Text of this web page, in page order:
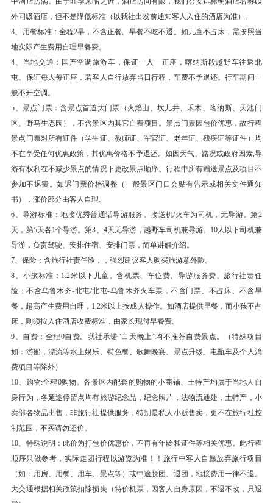
山古称赤石山是吐鲁番最出名的景点，位于吐鲁番
盆地的北缘，古丝绸之路北道。呈东西走向。 火
焰山，维吾尔语称“克孜勒塔格”，意为“红山”，唐
人以其炎热曾名为“火山”。 山长100多公里，最宽
处达10公里，海拔500米左右，主峰海拔831.7
米。火焰山童山秃岭，寸草不生，飞鸟匿踪。每当
盛夏，红日当空，赤褐色的山体在烈日照射下，砂
岩灼灼闪光，炽热的气流翻滚上升，就像烈焰熊
熊，火舌撩天，故又名火焰山。 火焰山是中国最
热的地方，夏季最高气温高达摄氏47.8度，地表
最高温度高达摄氏70度以上，沙窝里可烤熟鸡
蛋。由于地壳运动断裂与河水切割，山腹中留下许
多沟谷，主要有桃儿沟、木头沟、吐峪沟、连木沁
沟、苏伯沟等。而这些沟谷中却绿荫蔽日，风景秀
丽，流水潺潺，瓜果飘香。
游览与“万里长城”、“京杭大运河”并称为古代三大
文明工程的【坎儿井】、
【坎儿井】 (坎儿井 ；游览时长：40 分钟) 坎儿
井，是"井穴"的意思。是中华文明的产物，是荒漠
地区利用地坡度引下水进行自由灌溉的工程，普遍
于中国新疆吐鲁番地区。坎儿井与万里长城、京杭
大运河并称为中国古代三大工程。吐鲁番的坎儿井
总数达1100多条，全长约5000公里。
下午游览【葡萄庄园】位于吐鲁番市区，庄园属于
国家2A级景区，园内种植有吐鲁番特色的各种葡
萄，如：无核白、马奶子、木纳格、比加干、香
妃、西姆雷特等。还种植有桑、杏、核桃等各种水
果！季节原因，有些水果或者树木无法看到,敬请
外同级酒店，但不是降低标准（以我社出发前通知客人入住的酒店为准）。
3、用餐标准：全程2早，不含正餐。早餐不吃不退。如儿童不占床，需按照当
地实际产生费用自理早餐费。
4、当地交通：国产空调旅游车，保证一人一正座，喀纳斯段越野车往返北
屯。保证每人每正座，若客人自行放弃当日行程，车费不予退还。行车期间一
般不开空调。
5、景点门票：含景点首道大门票（火焰山、坎儿井、禾木、喀纳斯、天池门
区、野马生态园），不含景区内其它自费项目。景点门票因包价优惠，故行程
景点门票对所有证件（学生证、教师证、军官证、老年证、残疾证等证件）均
不在享受任何优惠政策，其优惠价格不予退还。如因天气、路况或政府因素,导
游有权利在不减少景点的情况下更改景点顺序。行程中所有赠送景点及项目不
参加不退费。如遇门票价格调整（一般景区门口会贴有告示或相关文件通知
书），涨价部分由客人自理。
6、导游标准：地接优秀普通话导游服务。接送机/火车为司机，无导游。第2
天，第5天各1个导游。第3、4天无导游，越野车司机兼导游。10人以下司机兼
导游，负责驾驶、安排住宿、安排门票，简单讲解介绍。
7、保险：含旅行社责任险，，强烈建议客人购买旅游意外险。
8、小孩标准：1.2米以下儿童。含机票、车位费、导游服务费、旅行社责任
险；不含乌鲁木齐-北屯/北屯-乌鲁木齐火车票，不含门票、不占床、不含早
餐，超高产生费用自理，1.2米以上按成人操作。如酒店提供早餐，而小孩不占
床，则须按入住酒店收费标准，由家长现付早餐费。
9、自费：全程0自费。我社承诺“白天晚上”均不推荐自费景点。（特殊项目
如：游船，漂流等水上娱乐、特色餐、歌舞晚宴、景点升级、电瓶车及个人消
费项目等除外）
10、购物:全程0购物。各景区内配套的购物的小商铺、土特产均属于当地人自
身行为，各延途停留点均有旅游纪念品，纪念照片，法物流通处，土特产，小
卖部各物品出售，非旅行社提供服务，特别是私人小贩售卖，更不在旅行社控
制范围，不买请勿还价。
10、特殊说明：此价为打包价优惠价，不再有年龄和证件等相关优惠。此行程
顺序只做参考，实际走团行程以游览为准！！旅行中客人自愿放弃旅行项目
（如：用房、用餐、用车、景点等）或中途脱团、退团，地接费用一律不退。
大交通根据相关政策扣除损失（特价机票，因客人自身原因，不退不改，只退